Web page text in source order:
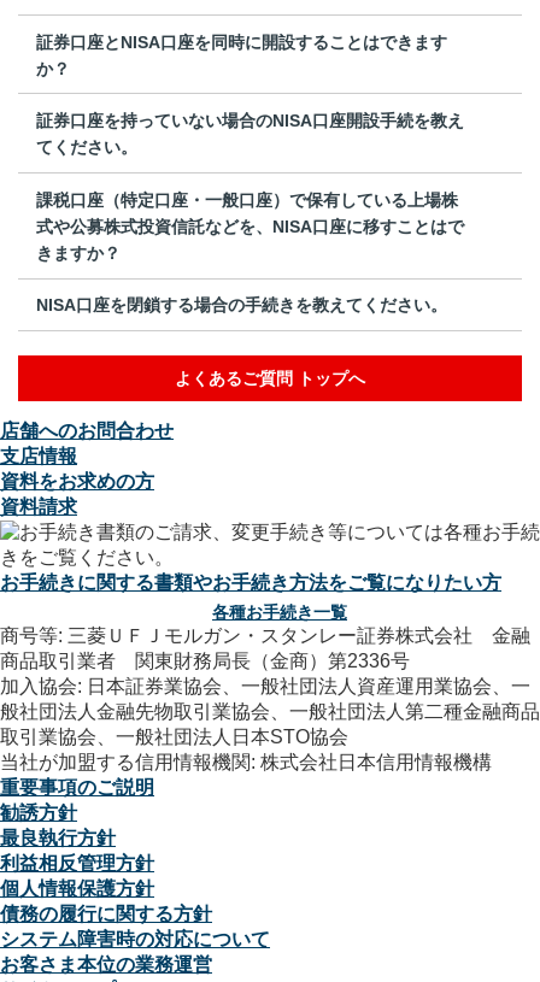
証券口座とNISA口座を同時に開設することはできます
か？
証券口座を持っていない場合のNISA口座開設手続を教え
てください。
課税口座（特定口座・一般口座）で保有している上場株
式や公募株式投資信託などを、NISA口座に移すことはで
きますか？
NISA口座を閉鎖する場合の手続きを教えてください。
よくあるご質問 トップへ
店舗へのお問合わせ
支店情報
資料をお求めの方
資料請求
お手続きに関する書類やお手続き方法をご覧になりたい方
各種お手続き一覧
商号等: 三菱ＵＦＪモルガン・スタンレー証券株式会社 金融
商品取引業者 関東財務局長（金商）第2336号
加入協会: 日本証券業協会、一般社団法人資産運用業協会、一
般社団法人金融先物取引業協会、一般社団法人第二種金融商品
取引業協会、一般社団法人日本STO協会
当社が加盟する信用情報機関: 株式会社日本信用情報機構
重要事項のご説明
勧誘方針
最良執行方針
利益相反管理方針
個人情報保護方針
債務の履行に関する方針
システム障害時の対応について
お客さま本位の業務運営